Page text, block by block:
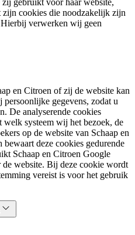
cookies die noodzakelijk zijn
verwerken wij geen
en Citroen of zij de website kan
gegevens, zodat u
De analyserende cookies
systeem wij het bezoek, de
op de website van Schaap en
deze cookies gedurende
Schaap en Citroen Google
de website. Bij deze cookie wordt
vereist is voor het gebruik